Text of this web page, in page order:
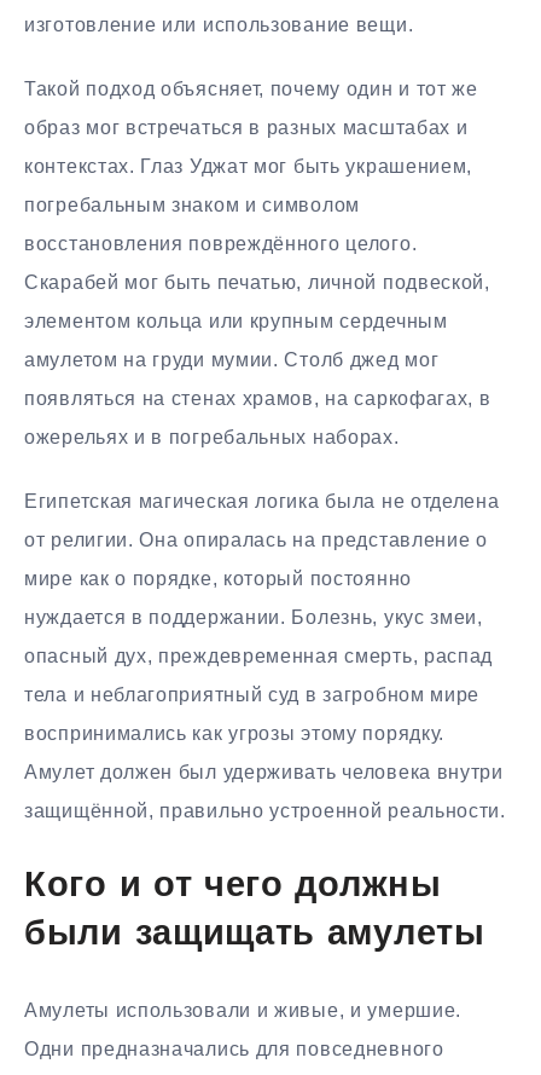
изготовление или использование вещи.
Такой подход объясняет, почему один и тот же
образ мог встречаться в разных масштабах и
контекстах. Глаз Уджат мог быть украшением,
погребальным знаком и символом
восстановления повреждённого целого.
Скарабей мог быть печатью, личной подвеской,
элементом кольца или крупным сердечным
амулетом на груди мумии. Столб джед мог
появляться на стенах храмов, на саркофагах, в
ожерельях и в погребальных наборах.
Египетская магическая логика была не отделена
от религии. Она опиралась на представление о
мире как о порядке, который постоянно
нуждается в поддержании. Болезнь, укус змеи,
опасный дух, преждевременная смерть, распад
тела и неблагоприятный суд в загробном мире
воспринимались как угрозы этому порядку.
Амулет должен был удерживать человека внутри
защищённой, правильно устроенной реальности.
Кого и от чего должны
были защищать амулеты
Амулеты использовали и живые, и умершие.
Одни предназначались для повседневного